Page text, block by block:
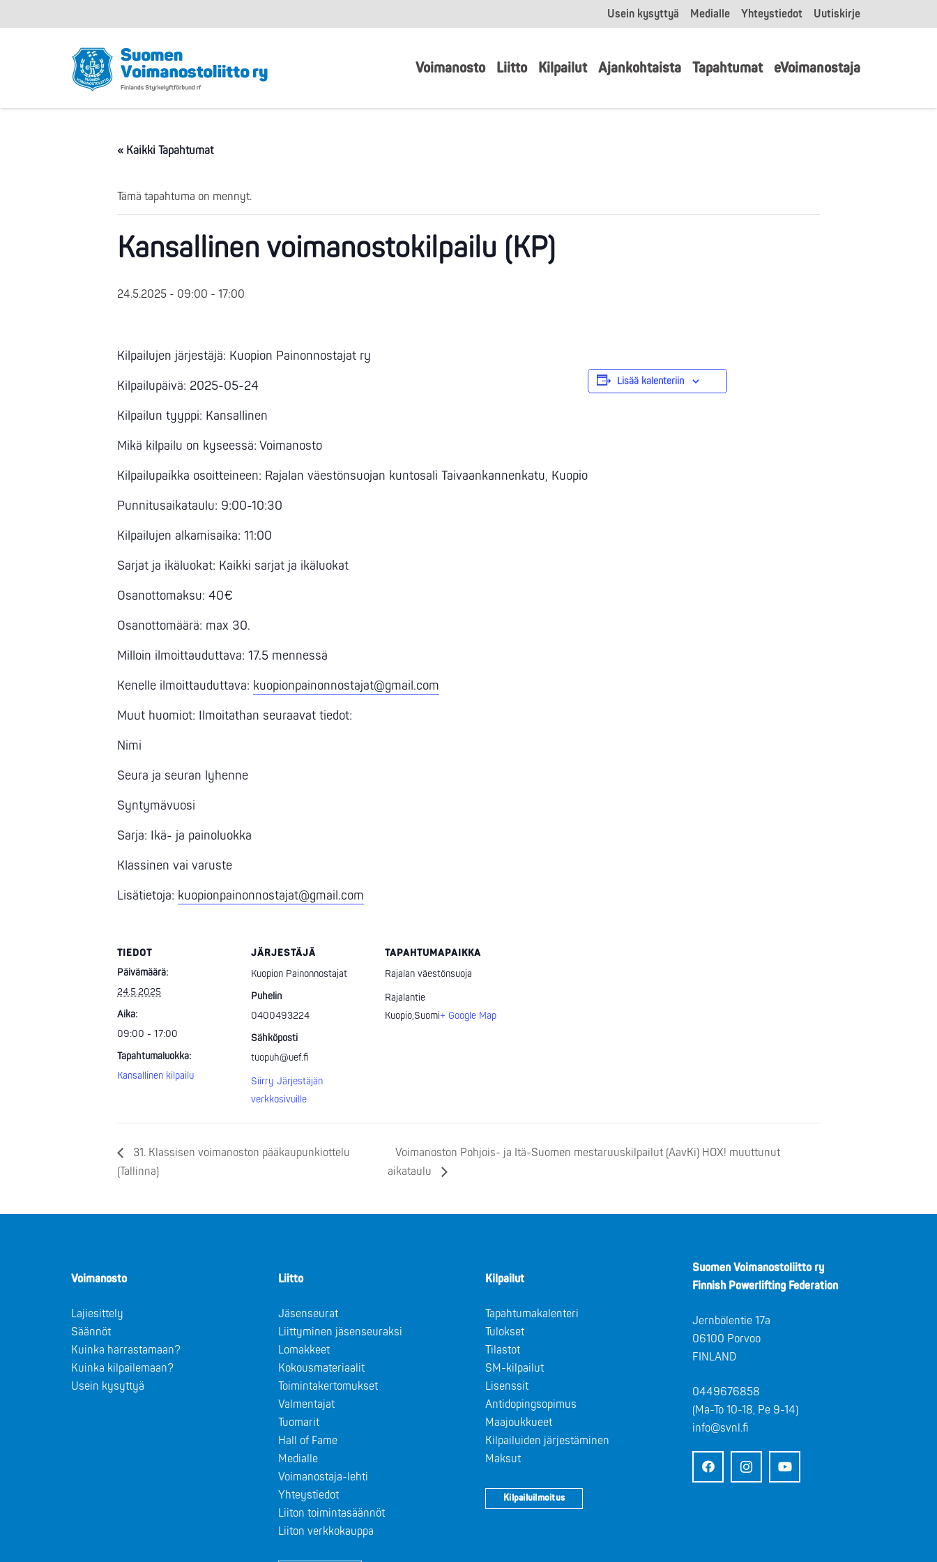
Usein kysyttyä Medialle Yhteystiedot Uutiskirje
Voimanosto Liitto Kilpailut Ajankohtaista Tapahtumat eVoimanostaja
« Kaikki Tapahtumat
Tämä tapahtuma on mennyt.
Kansallinen voimanostokilpailu (KP)
24.5.2025 - 09:00 - 17:00
Kilpailujen järjestäjä: Kuopion Painonnostajat ry
Kilpailupäivä: 2025-05-24
Kilpailun tyyppi: Kansallinen
Mikä kilpailu on kyseessä: Voimanosto
Kilpailupaikka osoitteineen: Rajalan väestönsuojan kuntosali Taivaankannenkatu, Kuopio
Punnitusaikataulu: 9:00-10:30
Kilpailujen alkamisaika: 11:00
Sarjat ja ikäluokat: Kaikki sarjat ja ikäluokat
Osanottomaksu: 40€
Osanottomäärä: max 30.
Milloin ilmoittauduttava: 17.5 mennessä
Kenelle ilmoittauduttava: kuopionpainonnostajat@gmail.com
Muut huomiot: Ilmoitathan seuraavat tiedot:
Nimi
Seura ja seuran lyhenne
Syntymävuosi
Sarja: Ikä- ja painoluokka
Klassinen vai varuste
Lisätietoja: kuopionpainonnostajat@gmail.com
Lisää kalenteriin
TIEDOT
Päivämäärä:
24.5.2025
Aika:
09:00 - 17:00
Tapahtumaluokka:
Kansallinen kilpailu
JÄRJESTÄJÄ
Kuopion Painonnostajat
Puhelin
0400493224
Sähköposti
tuopuh@uef.fi
Siirry Järjestäjän
verkkosivuille
TAPAHTUMAPAIKKA
Rajalan väestönsuoja
Rajalantie
Kuopio,Suomi+ Google Map
31. Klassisen voimanoston pääkaupunkiottelu
(Tallinna)
Voimanoston Pohjois- ja Itä-Suomen mestaruuskilpailut (AavKi) HOX! muuttunut
aikataulu
Voimanosto
Lajiesittely
Säännöt
Kuinka harrastamaan?
Kuinka kilpailemaan?
Usein kysyttyä
Liitto
Jäsenseurat
Liittyminen jäsenseuraksi
Lomakkeet
Kokousmateriaalit
Toimintakertomukset
Valmentajat
Tuomarit
Hall of Fame
Medialle
Voimanostaja-lehti
Yhteystiedot
Liiton toimintasäännöt
Liiton verkkokauppa
Kilpailut
Tapahtumakalenteri
Tulokset
Tilastot
SM-kilpailut
Lisenssit
Antidopingsopimus
Maajoukkueet
Kilpailuiden järjestäminen
Maksut
Kilpailuilmoitus
Suomen Voimanostoliitto ry
Finnish Powerlifting Federation
Jernbölentie 17a
06100 Porvoo
FINLAND
0449676858
(Ma-To 10-18, Pe 9-14)
info@svnl.fi